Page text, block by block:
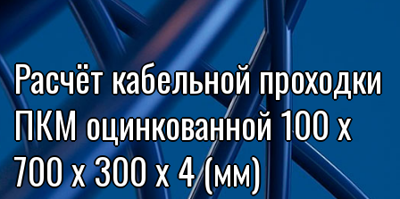
Расчёт кабельной проходки
ПКМ оцинкованной 100 x
700 x 300 x 4 (мм)